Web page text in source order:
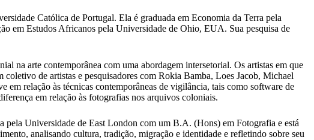
Católica de Portugal. Ela é graduada em Economia da Terra pela
em Estudos Africanos pela Universidade de Ohio, EUA. Sua pesquisa de
na arte contemporânea com uma abordagem intersetorial. Os artistas em que
de artistas e pesquisadores com Rokia Bamba, Loes Jacob, Michael
relação às técnicas contemporâneas de vigilância, tais como software de
em relação às fotografias nos arquivos coloniais.
pela Universidade de East London com um B.A. (Hons) em Fotografia e está
analisando cultura, tradição, migração e identidade e refletindo sobre seu